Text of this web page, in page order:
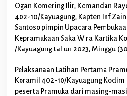
h
n
K
e
p
m
u
k
Ogan Komering Ilir, Komandan
402-10/Kayuagung, Kapten Inf
Santoso pimpin Upacara
Kepramukaan Saka Wira Kartika
/Kayuagung tahun 2023, Minggu
Pelaksanaan Latihan Pertama
Koramil 402-10/Kayuagung
peserta Pramuka dari masing-